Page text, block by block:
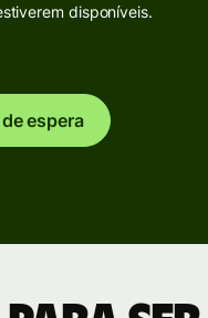
disponíveis.
espera